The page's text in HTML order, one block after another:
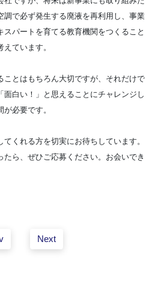
調で必ず発生する廃液を再利用し、事業
パートを育てる教育機関をつくること
ています。
ことはもちろん大切ですが、それだけで
面白い！」と思えることにチャレンジし
必要です。
くれる方を切実にお待ちしています。
ら、ぜひご応募ください。お会いでき
Next